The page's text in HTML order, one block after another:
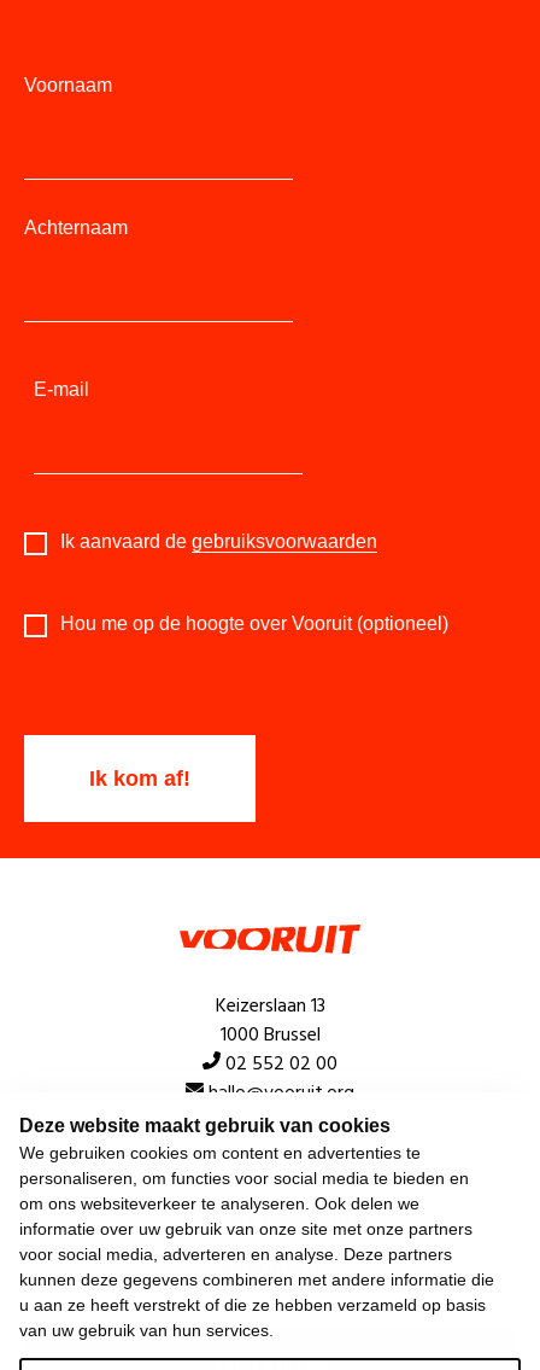
Deze website maakt gebruik van cookies
We gebruiken cookies om content en advertenties te
personaliseren, om functies voor social media te bieden en
om ons websiteverkeer te analyseren. Ook delen we
informatie over uw gebruik van onze site met onze partners
voor social media, adverteren en analyse. Deze partners
kunnen deze gegevens combineren met andere informatie die
u aan ze heeft verstrekt of die ze hebben verzameld op basis
van uw gebruik van hun services.
Voornaam
Achternaam
E-mail
Ik aanvaard de gebruiksvoorwaarden
Hou me op de hoogte over Vooruit (optioneel)
Keizerslaan 13
1000 Brussel
02 552 02 00
hallo@vooruit.org
Snel
Over de beweging
Algemeen